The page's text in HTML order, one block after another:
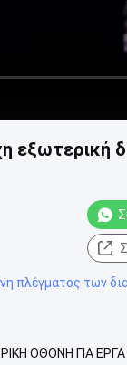
εξωτερική
πλέγματος των
ΟΘΟΝΗ ΓΙΑ